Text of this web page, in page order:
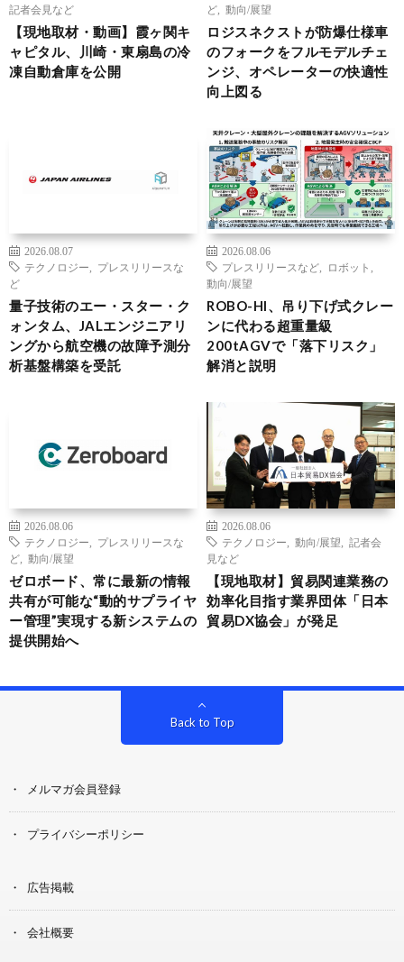
記者会見など
【現地取材・動画】霞ヶ関キ
ャピタル、川崎・東扇島の冷
凍自動倉庫を公開
ど
動向/展望
ロジスネクストが防爆仕様車
のフォークをフルモデルチェ
ンジ、オペレーターの快適性
向上図る
2026.08.07
テクノロジー
プレスリリースな
ど
量子技術のエー・スター・ク
ォンタム、JALエンジニアリ
ングから航空機の故障予測分
析基盤構築を受託
2026.08.06
プレスリリースなど
ロボット
動向/展望
ROBO-HI、吊り下げ式クレー
ンに代わる超重量級
200tAGVで「落下リスク」
解消と説明
2026.08.06
テクノロジー
プレスリリースな
ど
動向/展望
ゼロボード、常に最新の情報
共有が可能な“動的サプライヤ
ー管理”実現する新システムの
提供開始へ
2026.08.06
テクノロジー
動向/展望
記者会
見など
【現地取材】貿易関連業務の
効率化目指す業界団体「日本
貿易DX協会」が発足
Back to Top
メルマガ会員登録
プライバシーポリシー
広告掲載
会社概要